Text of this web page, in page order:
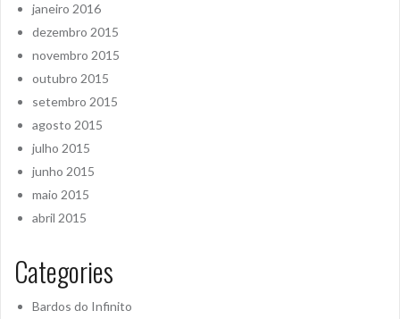
janeiro 2016
dezembro 2015
novembro 2015
outubro 2015
setembro 2015
agosto 2015
julho 2015
junho 2015
maio 2015
abril 2015
Categories
Bardos do Infinito